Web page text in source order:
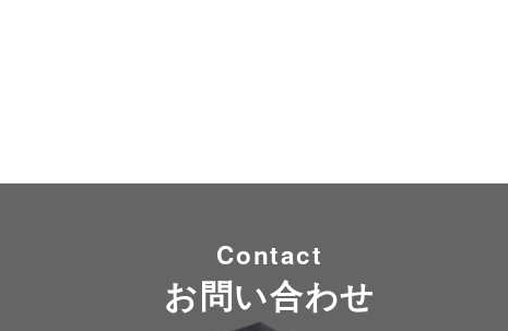
Contact
お問い合わせ